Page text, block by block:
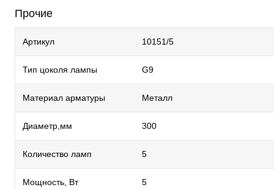
Прочие
Артикул 10151/5
Тип цоколя лампы G9
Материал арматуры Металл
Диаметр,мм 300
Количество ламп 5
Мощность, Вт 5